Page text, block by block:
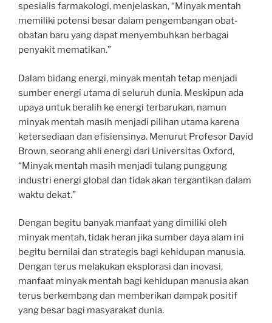
spesialis farmakologi, menjelaskan, “Minyak mentah
memiliki potensi besar dalam pengembangan obat-
obatan baru yang dapat menyembuhkan berbagai
penyakit mematikan.”
Dalam bidang energi, minyak mentah tetap menjadi
sumber energi utama di seluruh dunia. Meskipun ada
upaya untuk beralih ke energi terbarukan, namun
minyak mentah masih menjadi pilihan utama karena
ketersediaan dan efisiensinya. Menurut Profesor David
Brown, seorang ahli energi dari Universitas Oxford,
“Minyak mentah masih menjadi tulang punggung
industri energi global dan tidak akan tergantikan dalam
waktu dekat.”
Dengan begitu banyak manfaat yang dimiliki oleh
minyak mentah, tidak heran jika sumber daya alam ini
begitu bernilai dan strategis bagi kehidupan manusia.
Dengan terus melakukan eksplorasi dan inovasi,
manfaat minyak mentah bagi kehidupan manusia akan
terus berkembang dan memberikan dampak positif
yang besar bagi masyarakat dunia.